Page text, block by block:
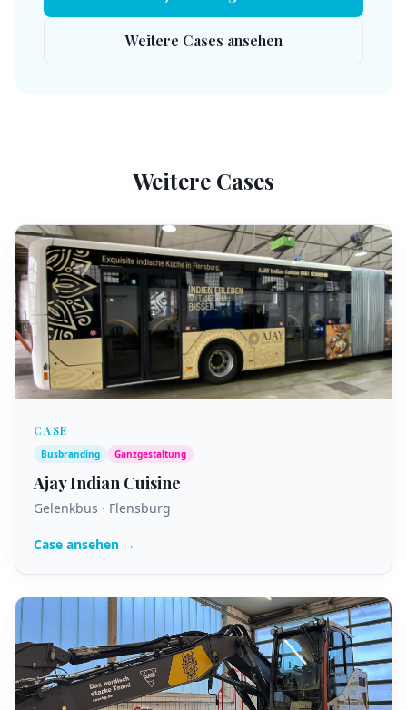
Weitere Cases ansehen
Weitere Cases
CASE
Busbranding Ganzgestaltung
Ajay Indian Cuisine
Gelenkbus · Flensburg
Case ansehen →